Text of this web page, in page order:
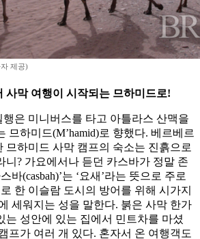
제공)
사막 여행이 시작되는 므하미드로!
은 미니버스를 타고 아틀라스 산맥을
므하미드(M’hamid)로 향했다. 베르베르
므하미드 사막 캠프의 숙소는 진흙으로
니? 가요에서나 듣던 카스바가 정말 존
바(casbah)’는 ‘요새’라는 뜻으로 주로
한 이슬람 도시의 방어를 위해 시가지
세워지는 성을 말한다. 붉은 사막 한가
는 성안에 있는 집에서 민트차를 마셨
프가 여러 개 있다. 혼자서 온 여행객도